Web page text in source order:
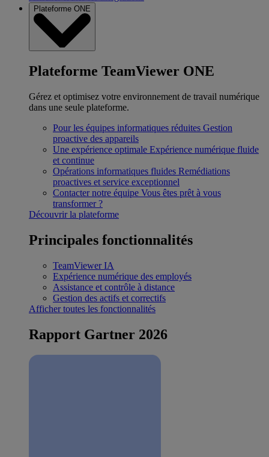
Plateforme ONE
Plateforme TeamViewer ONE
Gérez et optimisez votre environnement de travail numérique
dans une seule plateforme.
Pour les équipes informatiques réduites Gestion
proactive des appareils
Une expérience optimale Expérience numérique fluide
et continue
Opérations informatiques fluides Remédiations
proactives et service exceptionnel
Contacter notre équipe Vous êtes prêt à vous
transformer ?
Découvrir la plateforme
Principales fonctionnalités
TeamViewer IA
Expérience numérique des employés
Assistance et contrôle à distance
Gestion des actifs et correctifs
Afficher toutes les fonctionnalités
Rapport Gartner 2026